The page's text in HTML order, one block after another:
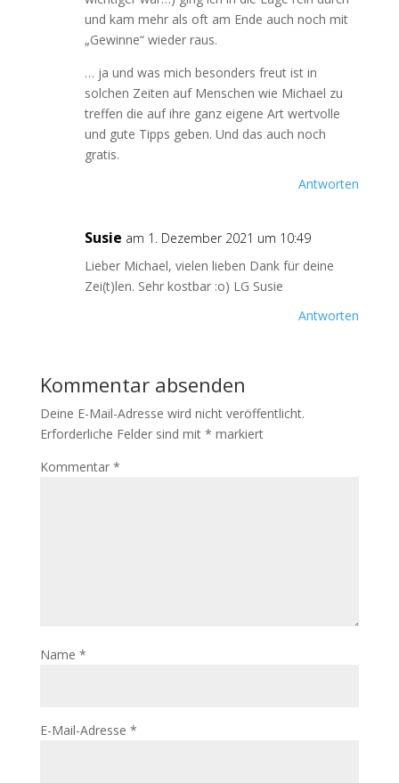
und kam mehr als oft am Ende auch noch mit
„Gewinne“ wieder raus.
… ja und was mich besonders freut ist in
solchen Zeiten auf Menschen wie Michael zu
treffen die auf ihre ganz eigene Art wertvolle
und gute Tipps geben. Und das auch noch
gratis.
Antworten
Susie am 1. Dezember 2021 um 10:49
Lieber Michael, vielen lieben Dank für deine
Zei(t)len. Sehr kostbar :o) LG Susie
Antworten
Kommentar absenden
Deine E-Mail-Adresse wird nicht veröffentlicht.
Erforderliche Felder sind mit * markiert
Kommentar *
Name *
E-Mail-Adresse *